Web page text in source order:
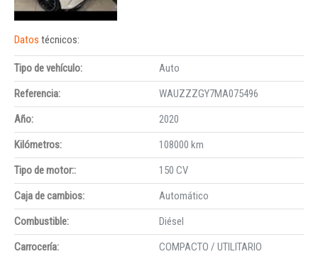
Datos técnicos:
Tipo de vehículo:
Auto
Referencia:
WAUZZZGY7MA075496
Año:
2020
Kilómetros:
108000 km
Tipo de motor::
150 CV
Caja de cambios:
Automático
Combustible:
Diésel
Carrocería:
COMPACTO / UTILITARIO